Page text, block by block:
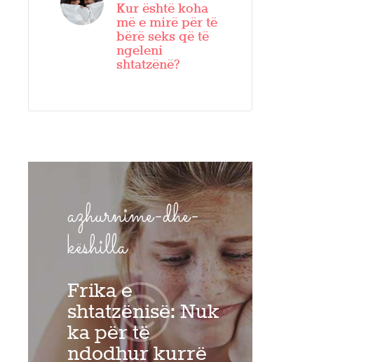
Kur është koha
më e mirë për të
bërë seks që të
ngeleni
shtatzënë?
azhurnime-dhe-
këshilla
Frika e
shtatzënisë: Nuk
ka për të
ndodhur kurrë